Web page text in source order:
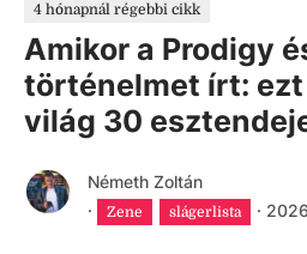
4 hónapnál régebbi cikk
Amikor a Prodigy
történelmet írt:
világ 30
Németh Zoltán
·
Zene slágerlista ·